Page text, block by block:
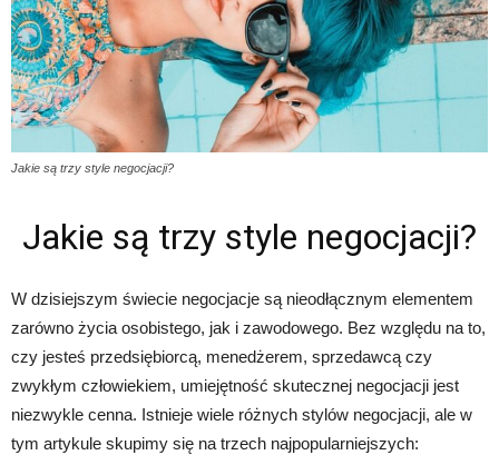
Jakie są trzy style negocjacji?
Jakie są trzy style negocjacji?
W dzisiejszym świecie negocjacje są nieodłącznym elementem
zarówno życia osobistego, jak i zawodowego. Bez względu na to,
czy jesteś przedsiębiorcą, menedżerem, sprzedawcą czy
zwykłym człowiekiem, umiejętność skutecznej negocjacji jest
niezwykle cenna. Istnieje wiele różnych stylów negocjacji, ale w
tym artykule skupimy się na trzech najpopularniejszych: